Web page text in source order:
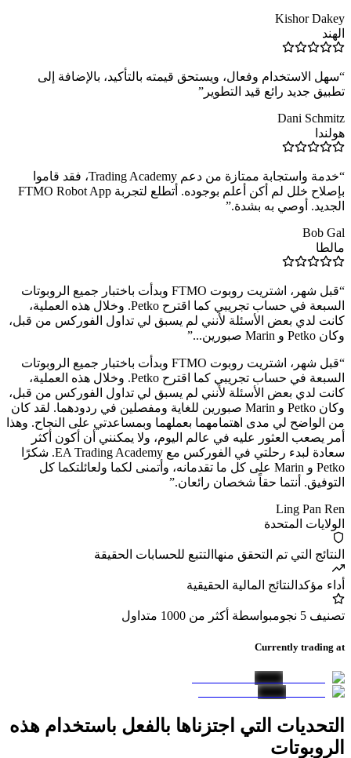
Kishor Dakey
الهند
“سهل الاستخدام وفعال، ويستحق قيمته بالتأكيد، بالإضافة إلى
تطبيق جديد رائع قيد التطوير ”
Dani Schmitz
هولندا
“
خدمة واستجابة ممتازة من دعم Trading Academy، فقد قاموا
بإصلاح خلل لم أكن أعلم بوجوده. أتطلع لتجربة FTMO Robot App
الجديد. أوصي به بشدة.”
Bob Gal
مالطا
“
قبل شهر، اشتريت روبوت FTMO وبدأت باختبار جميع الروبوتات
السبعة في حساب تجريبي كما اقترح Petko. وخلال هذه العملية،
كانت لدي بعض الأسئلة لأنني لم يسبق لي تداول الفوركس من قبل،
وكان Petko و Marin صبورين...
”
“
قبل شهر، اشتريت روبوت FTMO وبدأت باختبار جميع الروبوتات
السبعة في حساب تجريبي كما اقترح Petko. وخلال هذه العملية،
كانت لدي بعض الأسئلة لأنني لم يسبق لي تداول الفوركس من قبل،
وكان Petko و Marin صبورين للغاية ومفصلين في ردودهما. لقد كان
من الواضح لي مدى اهتمامهما بعملهما وبمساعدتي على النجاح. وهذا
أمر يصعب العثور عليه في عالم اليوم، ولا يمكنني أن أكون أكثر
سعادة لبدء رحلتي في الفوركس مع EA Trading Academy. شكرًا
Petko و Marin على كل ما تقدمانه، وأتمنى لكما ولعائلتكما كل
التوفيق. أنتما حقاً شخصان رائعان.”
Ling Pan Ren
الولايات المتحدة
النتائج التي تم التحقق منها التتبع للحسابات الحقيقة
أداء مؤكد النتائج المالية الحقيقية
تصنيف 5 نجوم بواسطة أكثر من 1000 متداول
Currently trading at
التحديات التي اجتزناها بالفعل باستخدام هذه
الروبوتات